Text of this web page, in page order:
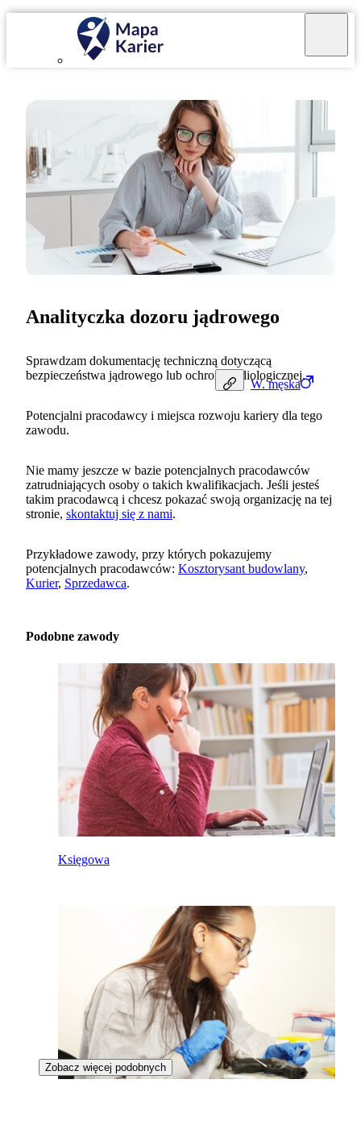
W. męska
Analityczka dozoru jądrowego
Sprawdzam dokumentację techniczną dotyczącą
bezpieczeństwa jądrowego lub ochrony radiologicznej.
Potencjalni pracodawcy i miejsca rozwoju kariery dla tego
zawodu.
Nie mamy jeszcze w bazie potencjalnych pracodawców
zatrudniających osoby o takich kwalifikacjach. Jeśli jesteś
takim pracodawcą i chcesz pokazać swoją organizację na tej
stronie, skontaktuj się z nami.
Przykładowe zawody, przy których pokazujemy
potencjalnych pracodawców: Kosztorysant budowlany,
Kurier, Sprzedawca.
Podobne zawody
Księgowa
Zobacz więcej podobnych